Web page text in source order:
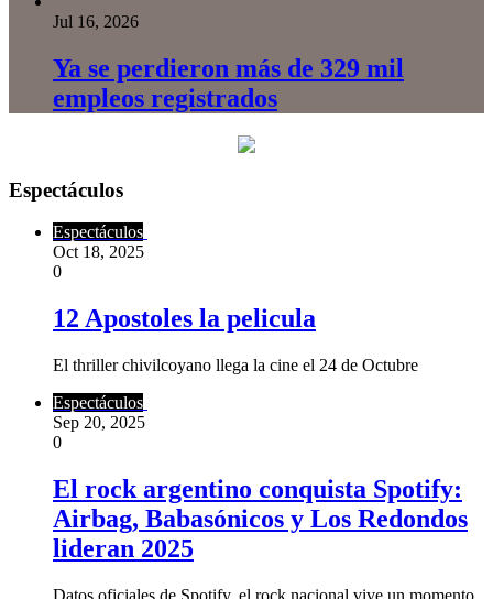
Jul 16, 2026
Ya se perdieron más de 329 mil
empleos registrados
Espectáculos
Espectáculos
Oct 18, 2025
0
12 Apostoles la pelicula
El thriller chivilcoyano llega la cine el 24 de Octubre
Espectáculos
Sep 20, 2025
0
El rock argentino conquista Spotify:
Airbag, Babasónicos y Los Redondos
lideran 2025
Datos oficiales de Spotify, el rock nacional vive un momento